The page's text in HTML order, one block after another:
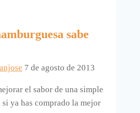
sabe
7 de agosto de 2013
el sabor de una simple
si ya has comprado la mejor